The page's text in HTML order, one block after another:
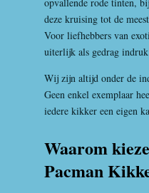
deze kruising tot de
Voor liefhebbers van
uiterlijk als gedrag
Wij zijn altijd onder de
Geen enkel exemplaar
iedere kikker een eigen
Waarom
Pacman